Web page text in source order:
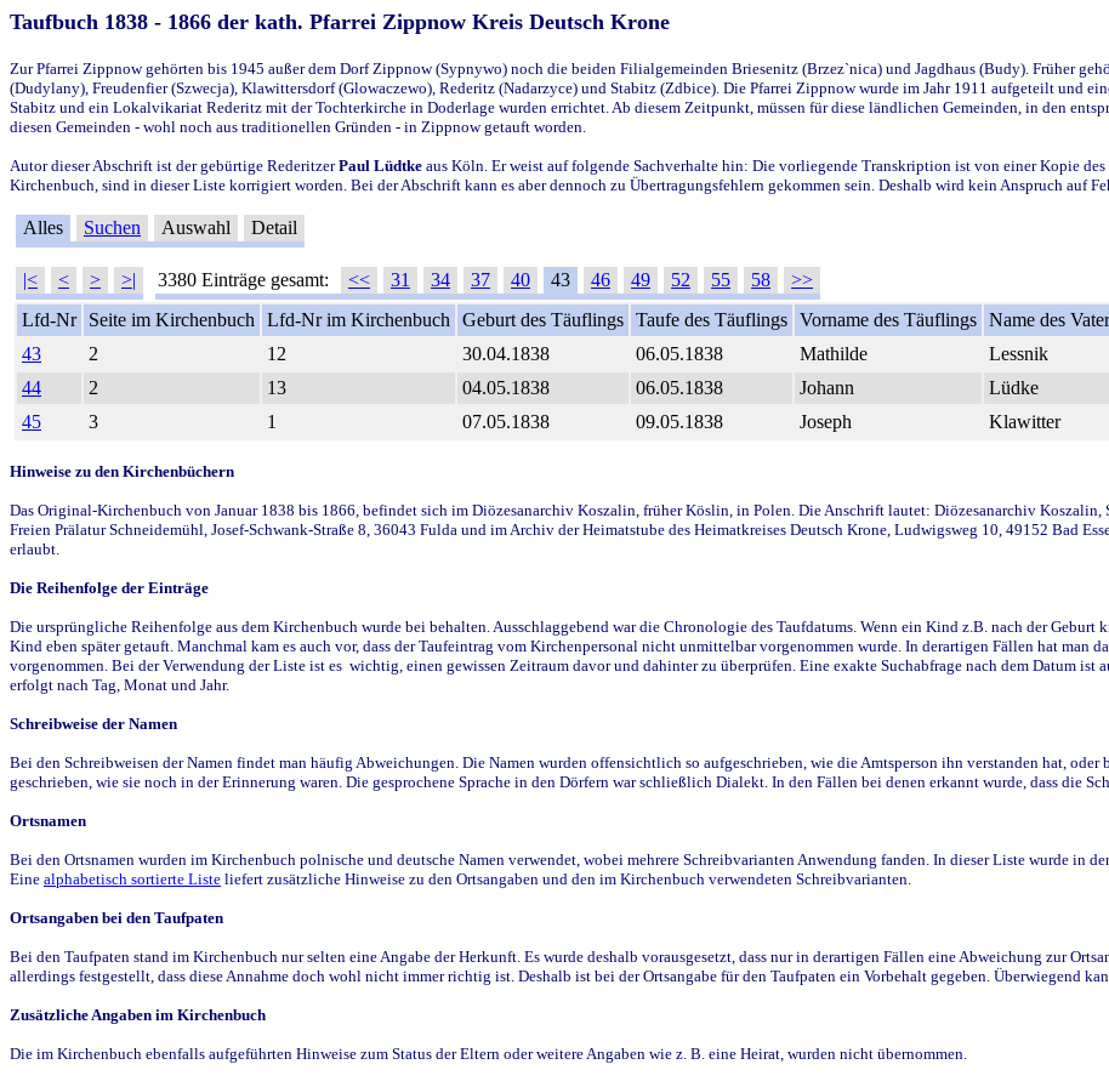
Taufbuch 1838 - 1866 der kath. Pfarrei Zippnow Kreis Deutsch Krone
Zur Pfarrei Zippnow gehörten bis 1945 außer dem Dorf Zippnow (Sypnywo) noch die beiden Filialgemeinden Briesenitz (Brzez`nica) und Jagdhaus (Budy). Früher
(Dudylany), Freudenfier (Szwecja), Klawittersdorf (Glowaczewo), Rederitz (Nadarzyce) und Stabitz (Zdbice). Die Pfarrei Zippnow wurde im Jahr 1911 aufgeteilt und
Stabitz und ein Lokalvikariat Rederitz mit der Tochterkirche in Doderlage wurden errichtet. Ab diesem Zeitpunkt, müssen für diese ländlichen Gemeinden, in den
diesen Gemeinden - wohl noch aus traditionellen Gründen - in Zippnow getauft worden.
Autor dieser Abschrift ist der gebürtige RederitzerPaul Lüdtke aus Köln. Er weist auf folgende Sachverhalte hin: Die vorliegende Transkription ist von einer Kopie
Kirchenbuch, sind in dieser Liste korrigiert worden. Bei der Abschrift kann es aber dennoch zu Übertragungsfehlern gekommen sein. Deshalb wird kein Anspruch auf
Alles Suchen Auswahl Detail
|< < > >| 3380 Einträge gesamt: << 31 34 37 40 43 46 49 52 55 58
>>
Lfd-Nr
Seite im Kirchenbuch Lfd-Nr im Kirchenbuch Geburt des Täuflings Taufe des Täuflings Vorname des Täuflings Name des
43
2 12 30.04.1838 06.05.1838 Mathilde Lessnik
44
2 13 04.05.1838 06.05.1838 Johann Lüdke
45
3 1 07.05.1838 09.05.1838 Joseph Klawitter
Hinweise zu den Kirchenbüchern
Das Original-Kirchenbuch von Januar 1838 bis 1866, befindet sich im Diözesanarchiv Koszalin, früher Köslin, in Polen. Die Anschrift lautet: Diözesanarchiv
Freien Prälatur Schneidemühl, Josef-Schwank-Straße 8, 36043 Fulda und im Archiv der Heimatstube des Heimatkreises Deutsch Krone, Ludwigsweg 10, 49152 Bad
erlaubt.
Die Reihenfolge der Einträge
Die ursprüngliche Reihenfolge aus dem Kirchenbuch wurde bei behalten. Ausschlaggebend war die Chronologie des Taufdatums. Wenn ein Kind z.B. nach der
Kind eben später getauft. Manchmal kam es auch vor, dass der Taufeintrag vom Kirchenpersonal nicht unmittelbar vorgenommen wurde. In derartigen Fällen hat man
vorgenommen. Bei der Verwendung der Liste ist es wichtig, einen gewissen Zeitraum davor und dahinter zu überprüfen. Eine exakte Suchabfrage nach dem Datum ist
erfolgt nach Tag, Monat und Jahr.
Schreibweise der Namen
Bei den Schreibweisen der Namen findet man häufig Abweichungen. Die Namen wurden offensichtlich so aufgeschrieben, wie die Amtsperson ihn verstanden hat, oder
geschrieben, wie sie noch in der Erinnerung waren. Die gesprochene Sprache in den Dörfern war schließlich Dialekt. In den Fällen bei denen erkannt wurde, dass die
Ortsnamen
Bei den Ortsnamen wurden im Kirchenbuch polnische und deutsche Namen verwendet, wobei mehrere Schreibvarianten Anwendung fanden. In dieser Liste wurde in
Eine alphabetisch sortierte Liste liefert zusätzliche Hinweise zu den Ortsangaben und den im Kirchenbuch verwendeten Schreibvarianten.
Ortsangaben bei den Taufpaten
Bei den Taufpaten stand im Kirchenbuch nur selten eine Angabe der Herkunft. Es wurde deshalb vorausgesetzt, dass nur in derartigen Fällen eine Abweichung zur
allerdings festgestellt, dass diese Annahme doch wohl nicht immer richtig ist. Deshalb ist bei der Ortsangabe für den Taufpaten ein Vorbehalt gegeben. Überwiegend
Zusätzliche Angaben im Kirchenbuch
Die im Kirchenbuch ebenfalls aufgeführten Hinweise zum Status der Eltern oder weitere Angaben wie z. B. eine Heirat, wurden nicht übernommen.